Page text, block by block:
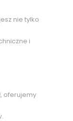
nie tylko
i
oferujemy